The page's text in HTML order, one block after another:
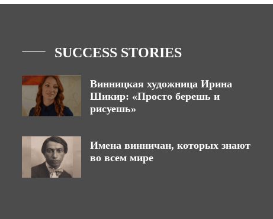
SUCCESS STORIES
Винницкая художница Ирина
Шикир: «Просто берешь и
рисуешь»
Имена винничан, которых знают
во всем мире